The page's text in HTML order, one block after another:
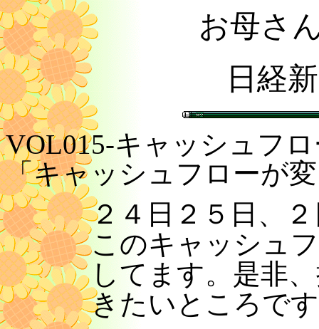
お母さ
日経
VOL015-キャッシュフ
「キャッシュフローが
２４日２５日、
このキャッシュ
してます。是非
きたいところで